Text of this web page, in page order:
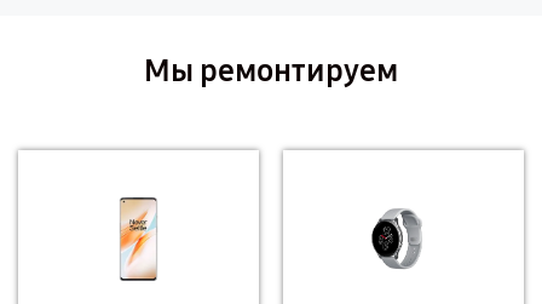
Мы ремонтируем